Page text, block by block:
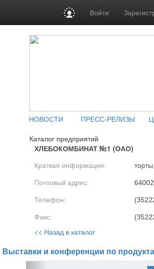
Войти
НОВОСТИ ПРЕСС-РЕЛИЗЫ
Каталог предприятий
ХЛЕБОКОМБИНАТ №1 (ОАО)
Краткая информация:
Почтовый адрес:
Телефон:
Факс:
<< Назад в каталог
Выставки и конференции по